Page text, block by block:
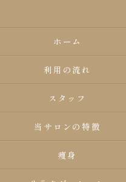
ホーム
利用の流れ
スタッフ
当サロンの特徴
痩身